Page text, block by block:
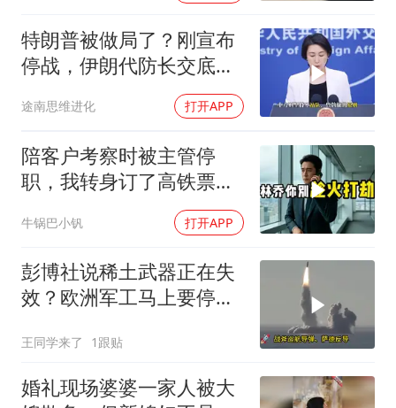
特朗普被做局了？刚宣布
停战，伊朗代防长交底，
途南思维进化 打开APP
陪客户考察时被主管停
职，我转身订了高铁票。
2小时后总监急疯了：12
亿合同没你根本签不了
牛锅巴小钒 打开APP
彭博社说稀土武器正在失
效？欧洲军工马上要停
解近渴
王同学来了 1跟贴
婚礼现场婆婆一家人被大